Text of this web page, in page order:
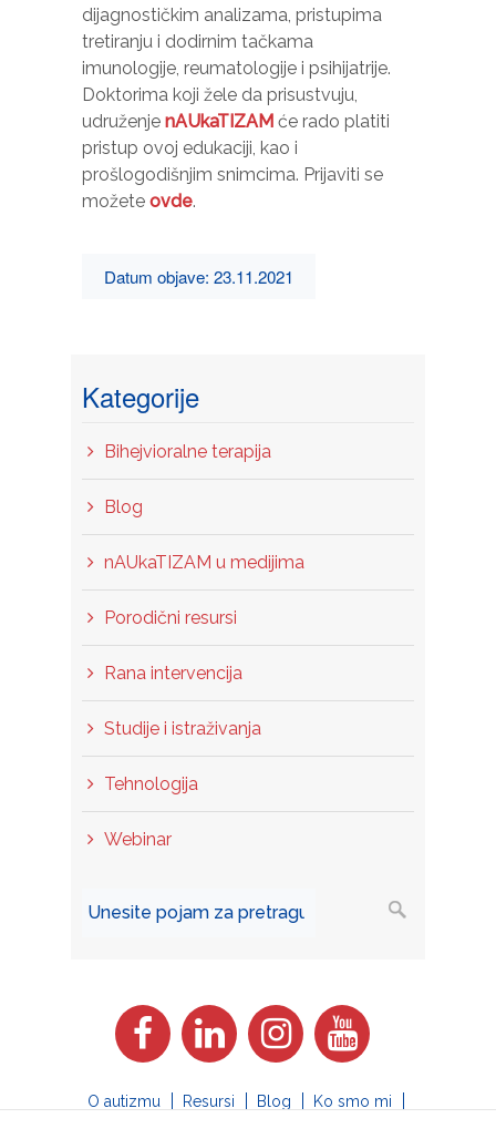
dijagnostičkim analizama, pristupima
tretiranju i dodirnim tačkama
imunologije, reumatologije i psihijatrije.
Doktorima koji žele da prisustvuju,
udruženje nAUkaTIZAM će rado platiti
pristup ovoj edukaciji, kao i
prošlogodišnjim snimcima. Prijaviti se
možete ovde.
Datum objave: 23.11.2021
Kategorije
Bihejvioralne terapija
Blog
nAUkaTIZAM u medijima
Porodični resursi
Rana intervencija
Studije i istraživanja
Tehnologija
Webinar
O autizmu Resursi Blog
Ko smo mi
Marketing
Dijeljenjem
vaših
interesovanja i
ponašanja dok
posjećujete
našu stranicu,
sadržaj i